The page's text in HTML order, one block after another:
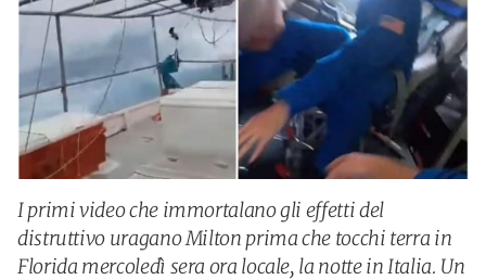
I primi video che immortalano gli effetti del
distruttivo uragano Milton prima che tocchi terra in
Florida mercoledì sera ora locale, la notte in Italia. Un